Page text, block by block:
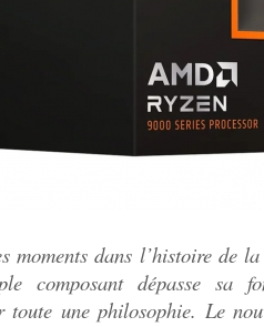
moments dans l’histoire de
composant dépasse sa
toute une philosophie. Le